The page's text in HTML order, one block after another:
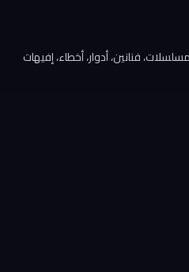
فنانين، أدوار، أخطاء، إفيهات